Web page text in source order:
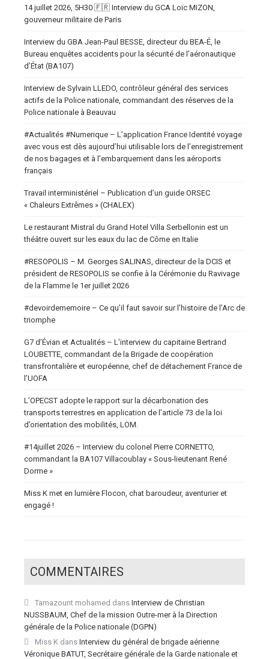
14 juillet 2026, 5H30 🇫🇷 Interview du GCA Loïc MIZON,
gouverneur militaire de Paris
Interview du GBA Jean-Paul BESSE, directeur du BEA-É, le
Bureau enquêtes accidents pour la sécurité de l’aéronautique
d’État (BA107)
Interview de Sylvain LLEDO, contrôleur général des services
actifs de la Police nationale, commandant des réserves de la
Police nationale à Beauvau
#Actualités #Numerique – L’application France Identité voyage
avec vous est dès aujourd’hui utilisable lors de l’enregistrement
de nos bagages et à l’embarquement dans les aéroports
français
Travail interministériel – Publication d’un guide ORSEC
« Chaleurs Extrêmes » (CHALEX)
Le restaurant Mistral du Grand Hotel Villa Serbellonin est un
théâtre ouvert sur les eaux du lac de Côme en Italie
#RESOPOLIS – M. Georges SALINAS, directeur de la DCIS et
président de RESOPOLIS se confie à la Cérémonie du Ravivage
de la Flamme le 1er juillet 2026
#devoirdememoire – Ce qu’il faut savoir sur l’histoire de l’Arc de
triomphe
G7 d’Évian et Actualités – L’interview du capitaine Bertrand
LOUBETTE, commandant de la Brigade de coopération
transfrontalière et européenne, chef de détachement France de
l’UOFA
L’OPECST adopte le rapport sur la décarbonation des
transports terrestres en application de l’article 73 de la loi
d’orientation des mobilités, LOM.
#14juillet 2026 – Interview du colonel Pierre CORNETTO,
commandant la BA107 Villacoublay « Sous-lieutenant René
Dorme »
Miss K met en lumière Flocon, chat baroudeur, aventurier et
engagé !
COMMENTAIRES
Tamazount mohamed dans Interview de Christian
NUSSBAUM, Chef de la mission Outre-mer à la Direction
générale de la Police nationale (DGPN)
Miss K dans Interview du général de brigade aérienne
Véronique BATUT, Secrétaire générale de la Garde nationale et